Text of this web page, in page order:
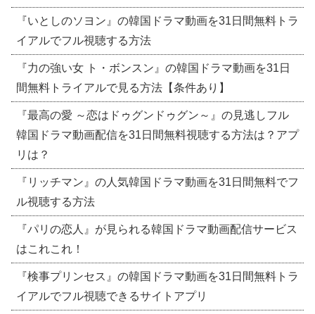
『いとしのソヨン』の韓国ドラマ動画を31日間無料トラ
イアルでフル視聴する方法
『力の強い女 ト・ボンスン』の韓国ドラマ動画を31日
間無料トライアルで見る方法【条件あり】
『最高の愛 ～恋はドゥグンドゥグン～』の見逃しフル
韓国ドラマ動画配信を31日間無料視聴する方法は？アプ
リは？
『リッチマン』の人気韓国ドラマ動画を31日間無料でフ
ル視聴する方法
『パリの恋人』が見られる韓国ドラマ動画配信サービス
はこれこれ！
『検事プリンセス』の韓国ドラマ動画を31日間無料トラ
イアルでフル視聴できるサイトアプリ